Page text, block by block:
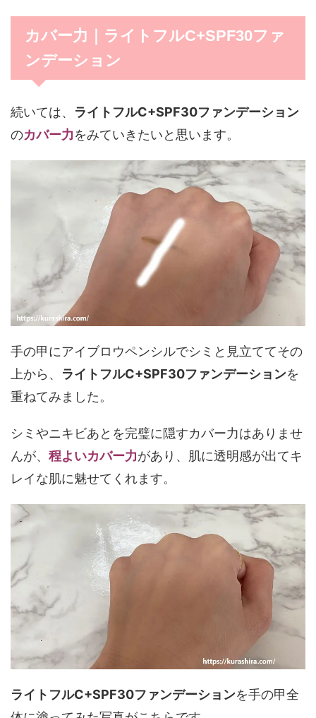
カバー力｜ライトフルC+SPF30ファ
ンデーション
続いては、 ライトフルC+SPF30ファンデーション
のカバー力をみていきたいと思います。
手の甲にアイブロウペンシルでシミと見立ててその
上から、 ライトフルC+SPF30ファンデーションを
重ねてみました。
シミやニキビあとを完璧に隠すカバー力はありませ
んが、 程よいカバー力があり、肌に透明感が出てキ
レイな肌に魅せてくれます。
ライトフルC+SPF30ファンデーションを手の甲全